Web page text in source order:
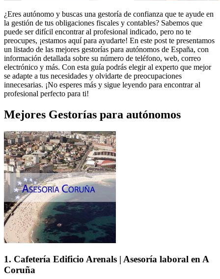
¿Eres autónomo y buscas una gestoría de confianza que te ayude en
la gestión de tus obligaciones fiscales y contables? Sabemos que
puede ser difícil encontrar al profesional indicado, pero no te
preocupes, ¡estamos aquí para ayudarte! En este post te presentamos
un listado de las mejores gestorías para autónomos de España, con
información detallada sobre su número de teléfono, web, correo
electrónico y más. Con esta guía podrás elegir al experto que mejor
se adapte a tus necesidades y olvidarte de preocupaciones
innecesarias. ¡No esperes más y sigue leyendo para encontrar al
profesional perfecto para ti!
Mejores Gestorías para autónomos
1. Cafetería Edificio Arenals | Asesoría laboral en A
Coruña